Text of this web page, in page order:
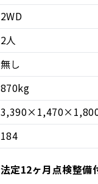
2WD
2人
無し
870kg
184
法定12ヶ月点検整